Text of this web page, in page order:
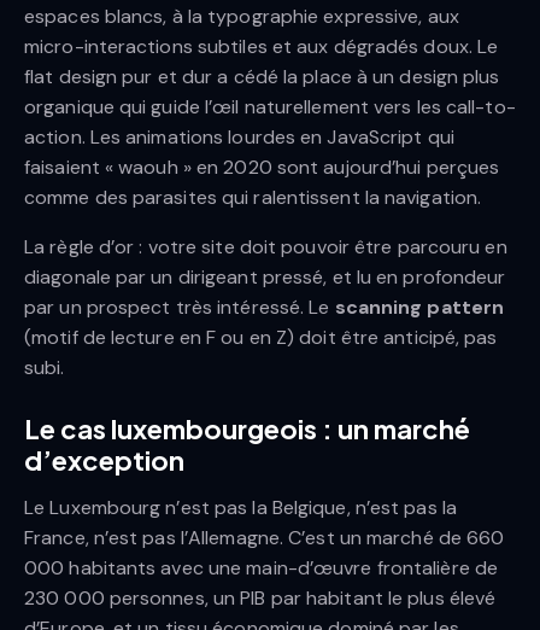
espaces blancs, à la typographie expressive, aux
micro-interactions subtiles et aux dégradés doux. Le
flat design pur et dur a cédé la place à un design plus
organique qui guide l’œil naturellement vers les call-to-
action. Les animations lourdes en JavaScript qui
faisaient « waouh » en 2020 sont aujourd’hui perçues
comme des parasites qui ralentissent la navigation.
La règle d’or : votre site doit pouvoir être parcouru en
diagonale par un dirigeant pressé, et lu en profondeur
par un prospect très intéressé. Le scanning pattern
(motif de lecture en F ou en Z) doit être anticipé, pas
subi.
Le cas luxembourgeois : un marché
d’exception
Le Luxembourg n’est pas la Belgique, n’est pas la
France, n’est pas l’Allemagne. C’est un marché de 660
000 habitants avec une main-d’œuvre frontalière de
230 000 personnes, un PIB par habitant le plus élevé